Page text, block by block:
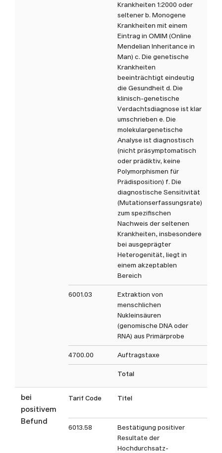
Krankheiten 1:2000 oder
seltener b. Monogene
Krankheiten mit einem
Eintrag in OMIM (Online
Mendelian Inheritance in
Man) c. Die genetische
Krankheiten
beeinträchtigt eindeutig
die Gesundheit d. Die
klinisch-genetische
Verdachtsdiagnose ist klar
umschrieben e. Die
molekulargenetische
Analyse ist diagnostisch
(nicht präsymptomatisch
oder prädiktiv, keine
Polymorphismen für
Prädisposition) f. Die
diagnostische Sensitivität
(Mutationserfassungsrate)
zum spezifischen
Nachweis der seltenen
Krankheiten, insbesondere
bei ausgeprägter
Heterogenität, liegt in
einem akzeptablen
Bereich
6001.03
Extraktion von
menschlichen
Nukleinsäuren
(genomische DNA oder
RNA) aus Primärprobe
4700.00 Auftragstaxe
Total
bei
positivem
Befund
Tarif Code Titel
6013.58
Bestätigung positiver
Resultate der
Hochdurchsatz-